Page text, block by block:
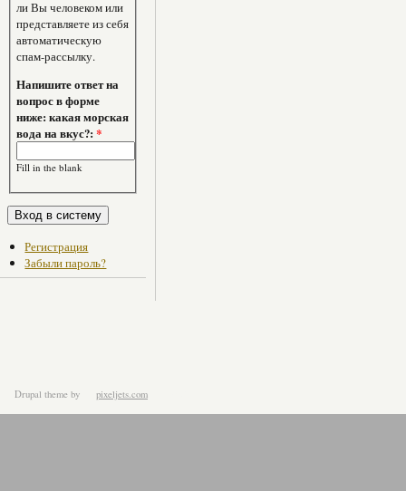
ли Вы человеком или
представляете из себя
автоматическую
спам-рассылку.
Напишите ответ на
вопрос в форме
ниже: какая морская
вода на вкус?:*
Fill in the blank
Регистрация
Забыли пароль?
Drupal theme by pixeljets.com